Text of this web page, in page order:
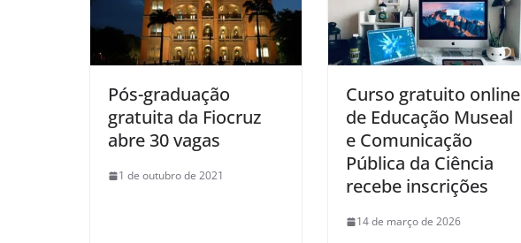
Pós-graduação
gratuita da Fiocruz
abre 30 vagas
1 de outubro de 2021
Curso gratuito online
de Educação Museal
e Comunicação
Pública da Ciência
recebe inscrições
14 de março de 2026